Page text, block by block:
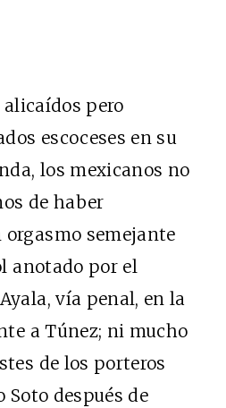
pero
escoceses en su
los mexicanos no
de haber
semejante
anotado por el
vía penal, en la
a Túnez; ni mucho
de los porteros
Soto después de